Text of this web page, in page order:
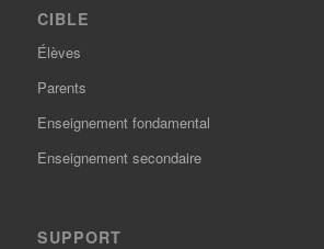
CIBLE
Élèves
Parents
Enseignement fondamental
Enseignement secondaire
SUPPORT